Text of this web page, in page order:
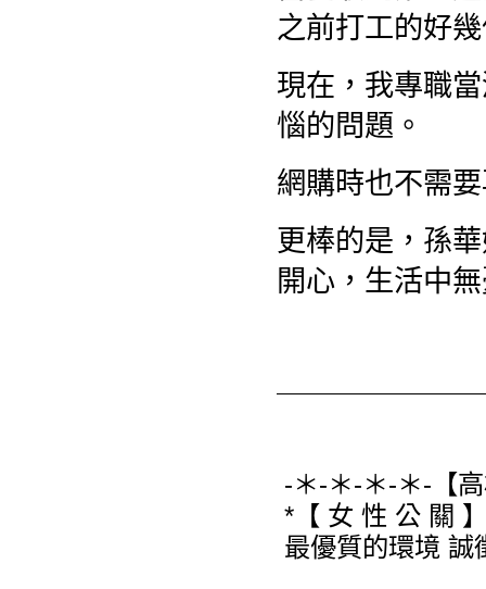
之前打工的好
現在，我專職
惱的問題。
網購時也不需
更棒的是，孫
開心，生活中
-＊-＊-＊-＊-【
*【 女 性 公 關
最優質的環境 誠